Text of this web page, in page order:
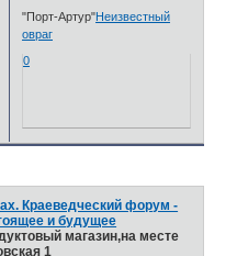
"Порт-Артур"Неизвестный
овраг
0
Краеведческий форум -
и будущее
магазин,на месте
1